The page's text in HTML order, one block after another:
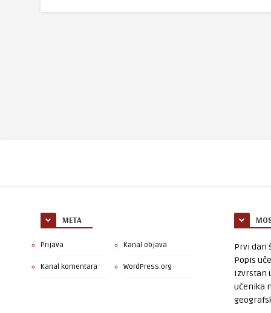
META
Prijava Kanal objava
Kanal komentara WordPress.org
Prvi dan
Popis
Izvrstan
učenika